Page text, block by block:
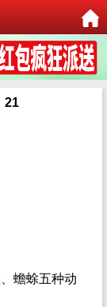
21
蟾蜍五种动